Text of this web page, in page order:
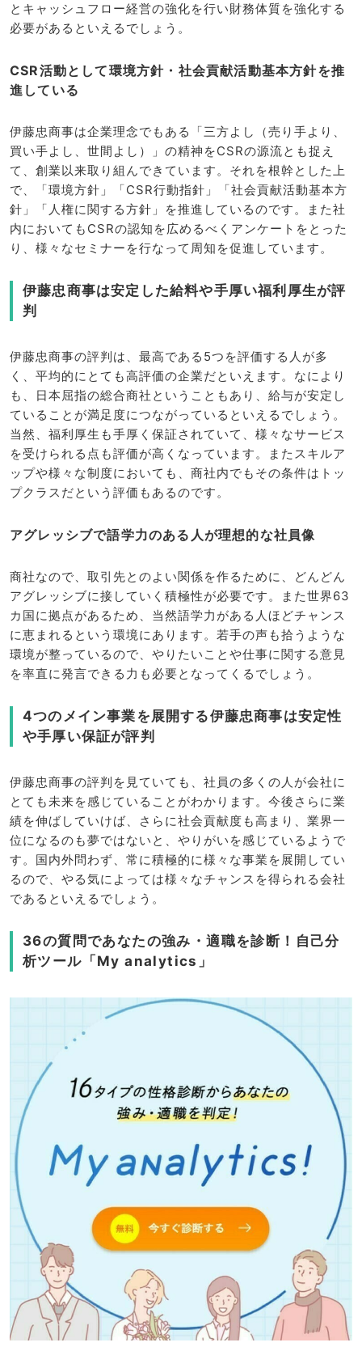
とキャッシュフロー経営の強化を行い財務体質を強化する
必要があるといえるでしょう。
CSR活動として環境方針・社会貢献活動基本方針を推
進している
伊藤忠商事は企業理念でもある「三方よし（売り手より、
買い手よし、世間よし）」の精神をCSRの源流とも捉え
て、創業以来取り組んできています。それを根幹とした上
で、「環境方針」「CSR行動指針」「社会貢献活動基本方
針」「人権に関する方針」を推進しているのです。また社
内においてもCSRの認知を広めるべくアンケートをとった
り、様々なセミナーを行なって周知を促進しています。
伊藤忠商事は安定した給料や手厚い福利厚生が評
判
伊藤忠商事の評判は、最高である5つを評価する人が多
く、平均的にとても高評価の企業だといえます。なにより
も、日本屈指の総合商社ということもあり、給与が安定し
ていることが満足度につながっているといえるでしょう。
当然、福利厚生も手厚く保証されていて、様々なサービス
を受けられる点も評価が高くなっています。またスキルア
ップや様々な制度においても、商社内でもその条件はトッ
プクラスだという評価もあるのです。
アグレッシブで語学力のある人が理想的な社員像
商社なので、取引先とのよい関係を作るために、どんどん
アグレッシブに接していく積極性が必要です。また世界63
カ国に拠点があるため、当然語学力がある人ほどチャンス
に恵まれるという環境にあります。若手の声も拾うような
環境が整っているので、やりたいことや仕事に関する意見
を率直に発言できる力も必要となってくるでしょう。
4つのメイン事業を展開する伊藤忠商事は安定性
や手厚い保証が評判
伊藤忠商事の評判を見ていても、社員の多くの人が会社に
とても未来を感じていることがわかります。今後さらに業
績を伸ばしていけば、さらに社会貢献度も高まり、業界一
位になるのも夢ではないと、やりがいを感じているようで
す。国内外問わず、常に積極的に様々な事業を展開してい
るので、やる気によっては様々なチャンスを得られる会社
であるといえるでしょう。
36の質問であなたの強み・適職を診断！自己分
析ツール「My analytics」